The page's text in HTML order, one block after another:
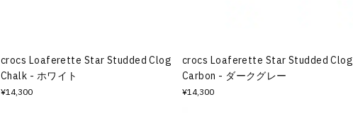
crocs Loaferette Star Studded Clog
Chalk - ホワイト
¥14,300
crocs Loaferette Star Studded Clog
Carbon - ダークグレー
¥14,300